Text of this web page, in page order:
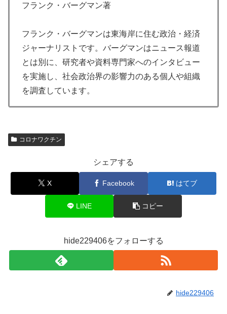
フランク・バーグマン著
フランク・バーグマンは東海岸に住む政治・経済
ジャーナリストです。バーグマンはニュース報道
とは別に、研究者や資料専門家へのインタビュー
を実施し、社会政治界の影響力のある個人や組織
を調査しています。
コロナワクチン
シェアする
X Facebook はてブ
LINE コピー
hide229406をフォローする
hide229406